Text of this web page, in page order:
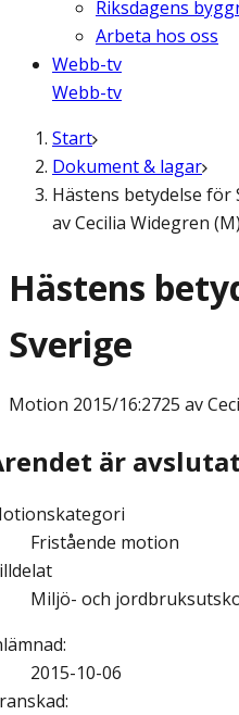
Riksdagens
Arbeta hos oss
Webb-tv
Webb-tv
Start
Dokument & lagar
Hästens betydelse för
av Cecilia Widegren
Hästens
Sverige
Motion 2015/16:2725 av
är avslutat
Fristående motion
Miljö- och
:
2015-10-06
: